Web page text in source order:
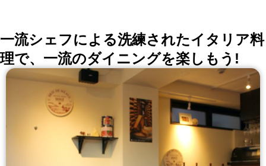
一流シェフによる洗練されたイタリア料
理で、一流のダイニングを楽しもう!